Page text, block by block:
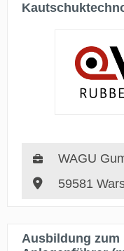
WAGU
59581
Ausbildung zum